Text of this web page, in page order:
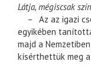
Látja, mégiscsak
– Az az igazi
egyikében
majd a
kísérthettük meg